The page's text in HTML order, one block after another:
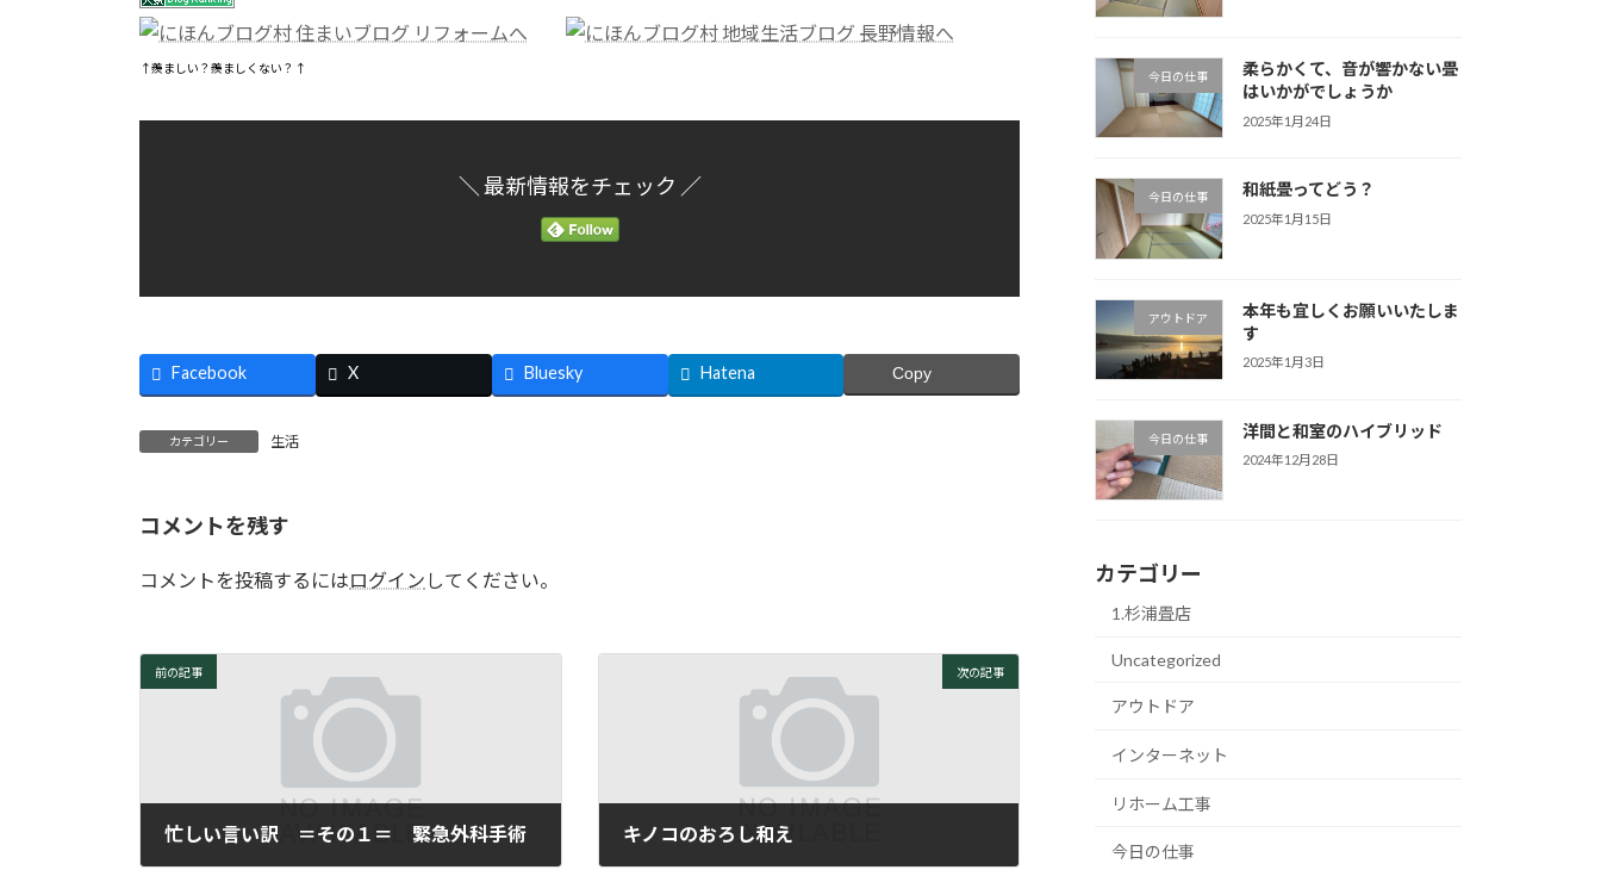
↑羨ましい？羨ましくない？↑
＼ 最新情報をチェック ／
Facebook X Bluesky Hatena Copy
カテゴリー 生活
コメントを残す
コメントを投稿するにはログイン してください。
前の記事
忙しい言い訳 ＝その１＝ 緊急外科手術
次の記事
キノコのおろし和え
今日の仕事
柔らかくて、音が響かない畳
はいかがでしょうか
2025年1月24日
今日の仕事 和紙畳ってどう？
2025年1月15日
アウトドア
本年も宜しくお願いいたしま
す
2025年1月3日
今日の仕事 洋間と和室のハイブリッド
2024年12月28日
カテゴリー
1.杉浦畳店
Uncategorized
アウトドア
インターネット
リホーム工事
今日の仕事